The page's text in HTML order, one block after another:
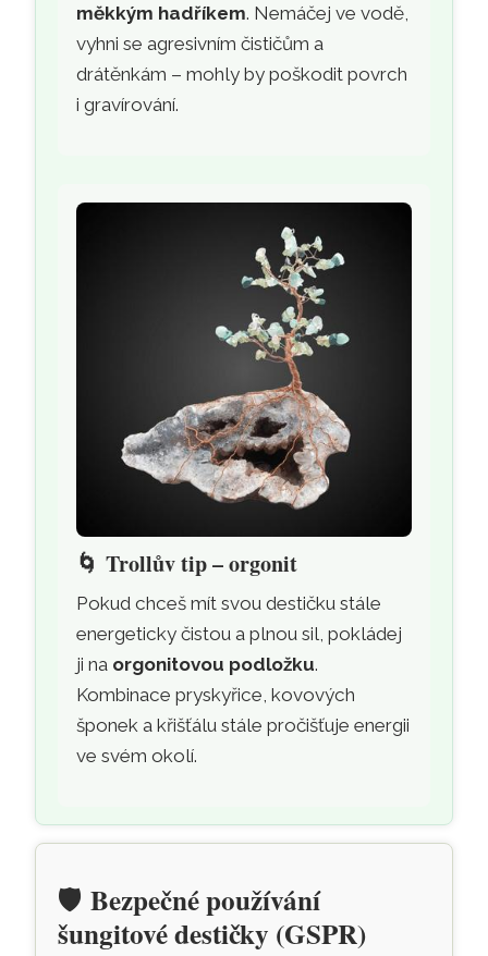
měkkým hadříkem. Nemáčej ve vodě,
vyhni se agresivním čističům a
drátěnkám – mohly by poškodit povrch
i gravírování.
🌀Trollův tip – orgonit
Pokud chceš mít svou destičku stále
energeticky čistou a plnou sil, pokládej
ji na orgonitovou podložku.
Kombinace pryskyřice, kovových
šponek a křišťálu stále pročišťuje energii
ve svém okolí.
🛡️Bezpečné používání
šungitové destičky (GSPR)